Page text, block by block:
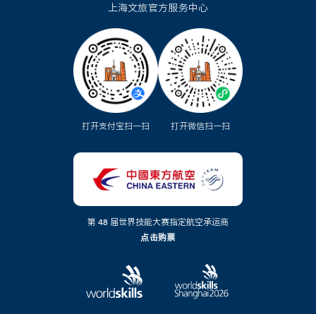
上海文旅官方服务中心
打开支付宝扫一扫 打开微信扫一扫
第 48 届世界技能大赛指定航空承运商
点击购票